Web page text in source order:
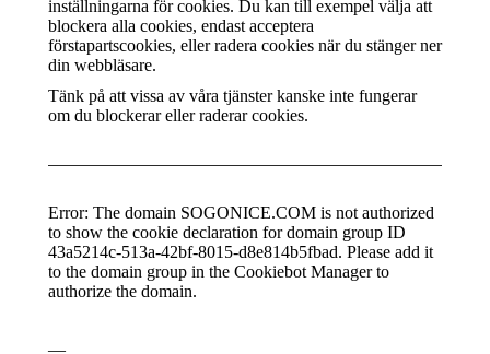
inställningarna för cookies. Du kan till exempel välja att
blockera alla cookies, endast acceptera
förstapartscookies, eller radera cookies när du stänger ner
din webbläsare.
Tänk på att vissa av våra tjänster kanske inte fungerar
om du blockerar eller raderar cookies.
Error: The domain SOGONICE.COM is not authorized
to show the cookie declaration for domain group ID
43a5214c-513a-42bf-8015-d8e814b5fbad. Please add it
to the domain group in the Cookiebot Manager to
authorize the domain.
—